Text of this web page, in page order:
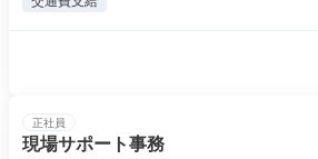
正社員
現場サポート事務